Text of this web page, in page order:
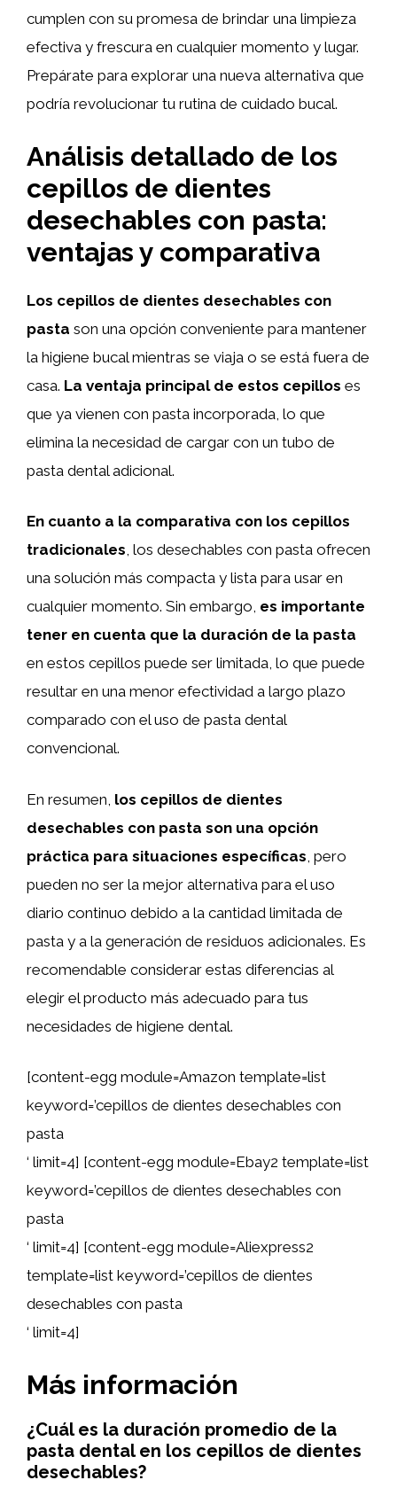
cumplen con su promesa de brindar una limpieza
efectiva y frescura en cualquier momento y lugar.
Prepárate para explorar una nueva alternativa que
podría revolucionar tu rutina de cuidado bucal.
Análisis detallado de los
cepillos de dientes
desechables con pasta:
ventajas y comparativa
Los cepillos de dientes desechables con
pasta son una opción conveniente para mantener
la higiene bucal mientras se viaja o se está fuera de
casa. La ventaja principal de estos cepillos es
que ya vienen con pasta incorporada, lo que
elimina la necesidad de cargar con un tubo de
pasta dental adicional.
En cuanto a la comparativa con los cepillos
tradicionales, los desechables con pasta ofrecen
una solución más compacta y lista para usar en
cualquier momento. Sin embargo, es importante
tener en cuenta que la duración de la pasta
en estos cepillos puede ser limitada, lo que puede
resultar en una menor efectividad a largo plazo
comparado con el uso de pasta dental
convencional.
En resumen, los cepillos de dientes
desechables con pasta son una opción
práctica para situaciones específicas , pero
pueden no ser la mejor alternativa para el uso
diario continuo debido a la cantidad limitada de
pasta y a la generación de residuos adicionales. Es
recomendable considerar estas diferencias al
elegir el producto más adecuado para tus
necesidades de higiene dental.
[content-egg module=Amazon template=list
keyword=’cepillos de dientes desechables con
pasta
‘ limit=4] [content-egg module=Ebay2 template=list
keyword=’cepillos de dientes desechables con
pasta
‘ limit=4] [content-egg module=Aliexpress2
template=list keyword=’cepillos de dientes
desechables con pasta
‘ limit=4]
Más información
¿Cuál es la duración promedio de la
pasta dental en los cepillos de dientes
desechables?